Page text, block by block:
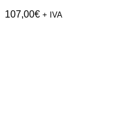
107,00€ + IVA